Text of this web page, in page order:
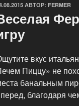
АВТОР: FERMER
вкус
Пиццу» не
банальным
благодаря